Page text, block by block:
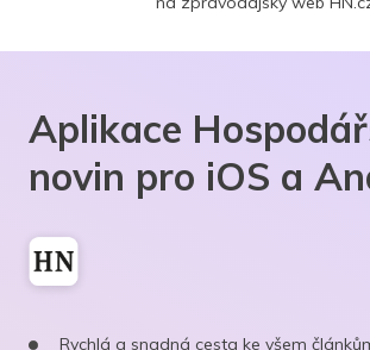
Aplikace
novin pro iOS a
Rychlá a snadná cesta ke všem